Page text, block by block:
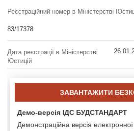
Реєстраційний номер в Міністерстві
83/17378
Дата реєстрації в Міністерстві
Юстицій
ЗАВАНТАЖИТИ
Демо-версія ІДС БУДСТАНДАРТ
Демонстраційна версія електронної